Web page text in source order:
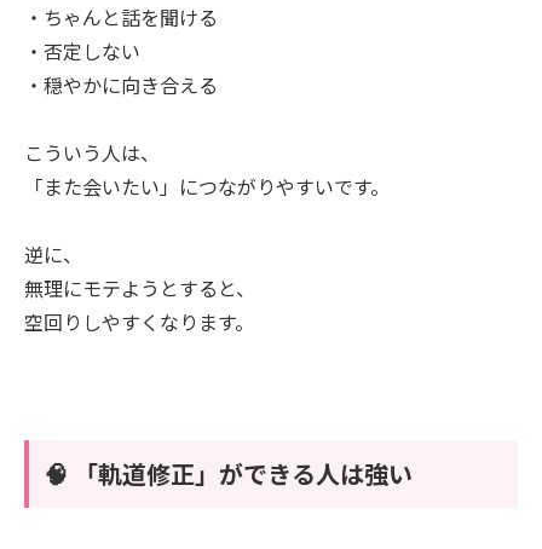
・ちゃんと話を聞ける
・否定しない
・穏やかに向き合える
こういう人は、
「また会いたい」につながりやすいです。
逆に、
無理にモテようとすると、
空回りしやすくなります。
🧠 「軌道修正」ができる人は強い